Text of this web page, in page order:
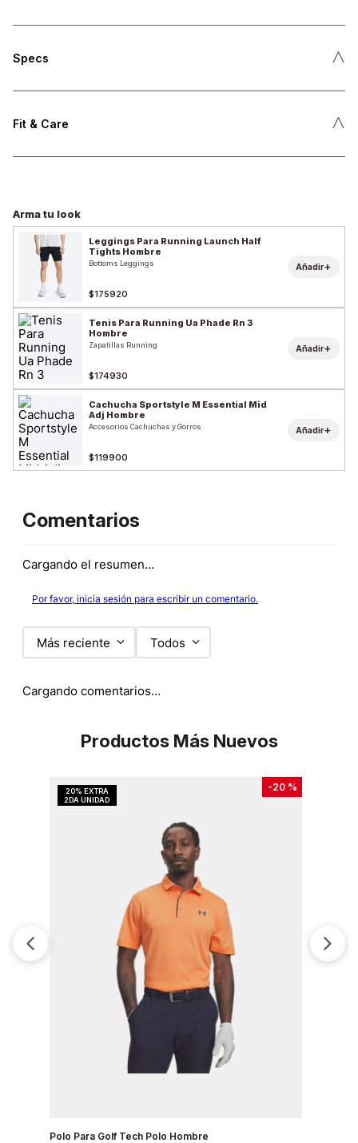
Specs ˄
Fit & Care ˄
Arma tu look
Leggings Para Running Launch Half
Tights Hombre
Bottoms Leggings
$175920
Añadir+
Tenis Para Running Ua Phade Rn 3
Hombre
Zapatillas Running
$174930
Añadir+
Cachucha Sportstyle M Essential Mid
Adj Hombre
Accesorios Cachuchas y Gorros
$119900
Añadir+
Comentarios
Cargando el resumen…
Por favor, inicia sesión para escribir un comentario.
Más reciente Todos
Cargando comentarios…
Productos Más Nuevos
-20 %
Polo Para Golf Tech Polo Hombre